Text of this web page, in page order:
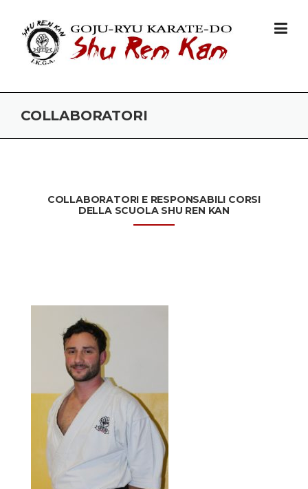
COLLABORATORI
COLLABORATORI E RESPONSABILI CORSI
DELLA SCUOLA SHU REN KAN